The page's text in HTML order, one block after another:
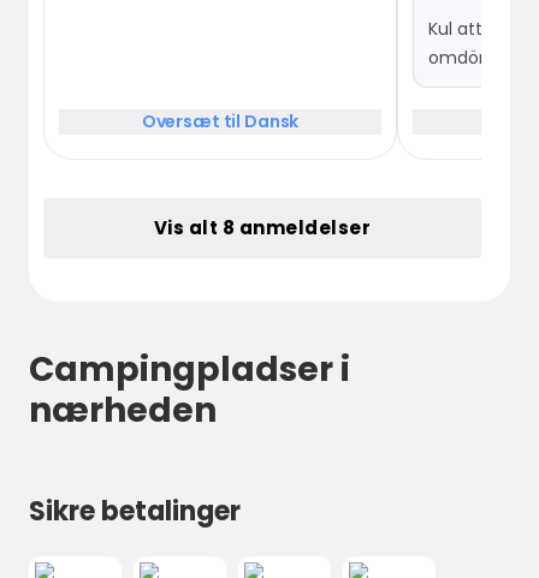
Oversæt til Dansk
Kul att höra
omdömet :)
Vis alt 8 anmeldelser
Campingpladser i
nærheden
Sikre betalinger